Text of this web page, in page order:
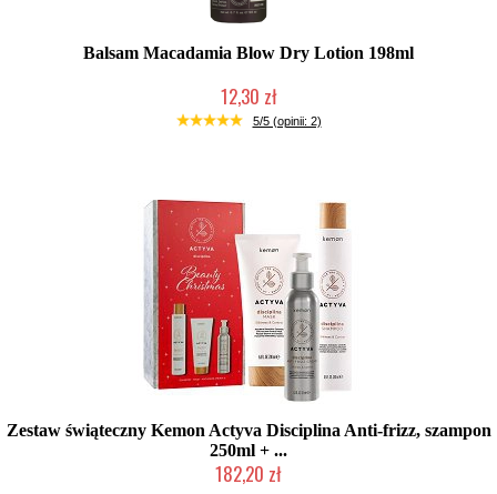
Balsam Macadamia Blow Dry Lotion 198ml
12,30 zł
Produkt wycofany
5/5 (opinii: 2)
Zestaw świąteczny Kemon Actyva Disciplina Anti-frizz, szampon
250ml + ...
182,20 zł